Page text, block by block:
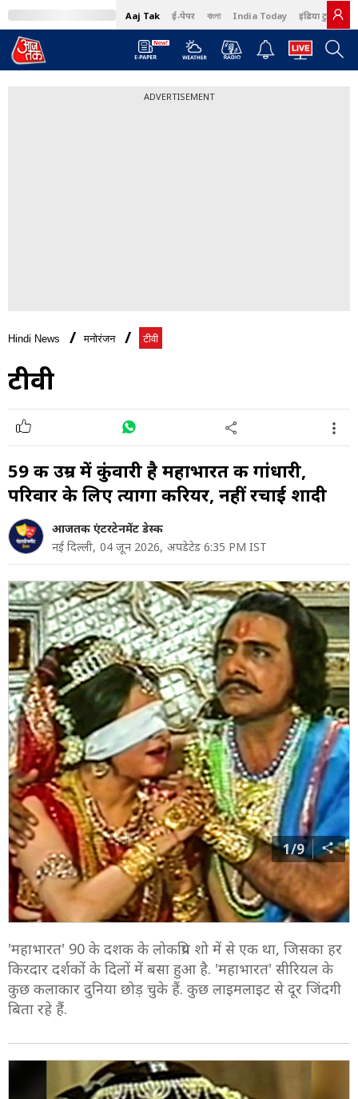
Aaj Tak ई-पेपर বাংলা India Today इंडिया टुडे हिंदी
ADVERTISEMENT
Hindi News मनोरंजन टीवी
टीवी
59 की उम्र में कुंवारी है महाभारत की गांधारी,
परिवार के लिए त्यागा करियर, नहीं रचाई शादी
आजतक एंटरटेनमेंट डेस्क
नई दिल्ली, 04 जून 2026, अपडेटेड 6:35 PM IST
1/9
'महाभारत' 90 के दशक के लोकप्रिय शो में से एक था, जिसका हर
किरदार दर्शकों के दिलों में बसा हुआ है. 'महाभारत' सीरियल के
कुछ कलाकार दुनिया छोड़ चुके हैं. कुछ लाइमलाइट से दूर जिंदगी
बिता रहे हैं.